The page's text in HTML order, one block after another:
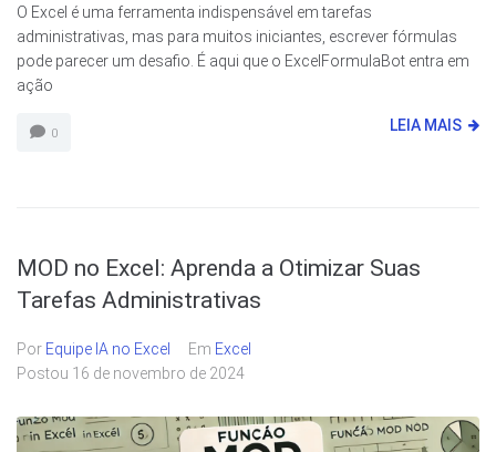
O Excel é uma ferramenta indispensável em tarefas
administrativas, mas para muitos iniciantes, escrever fórmulas
pode parecer um desafio. É aqui que o ExcelFormulaBot entra em
ação
0 LEIA MAIS
MOD no Excel: Aprenda a Otimizar Suas
Tarefas Administrativas
Por Equipe IA no Excel Em Excel
Postou 16 de novembro de 2024